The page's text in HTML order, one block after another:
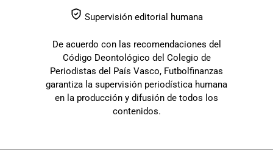
Supervisión editorial humana
De acuerdo con las recomendaciones del
Código Deontológico del Colegio de
Periodistas del País Vasco, Futbolfinanzas
garantiza la supervisión periodística humana
en la producción y difusión de todos los
contenidos.